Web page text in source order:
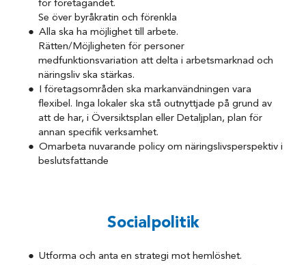
för företagandet.
Se över byråkratin och förenkla
Alla ska ha möjlighet till arbete.
Rätten/Möjligheten för personer
medfunktionsvariation att delta i arbetsmarknad och
näringsliv ska stärkas.
I företagsområden ska markanvändningen vara
flexibel. Inga lokaler ska stå outnyttjade på grund av
att de har, i Översiktsplan eller Detaljplan, plan för
annan specifik verksamhet.
Omarbeta nuvarande policy om näringslivsperspektiv i
beslutsfattande
Socialpolitik
Utforma och anta en strategi mot hemlöshet.